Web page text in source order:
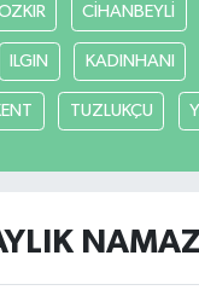
CİHANBEYLİ
ILGIN KADINHANI
TUZLUKÇU